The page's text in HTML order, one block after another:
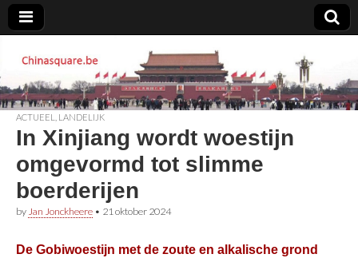
Chinasquare.be
ACTUEEL LANDELIJK
In Xinjiang wordt woestijn
omgevormd tot slimme
boerderijen
by Jan Jonckheere • 21 oktober 2024
De Gobiwoestijn met de zoute en alkalische grond